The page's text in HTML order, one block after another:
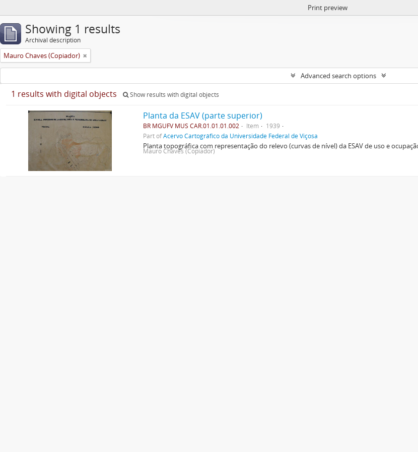
Print preview
Showing 1 results
Archival description
Mauro Chaves (Copiador)
Advanced search options
1 results with digital objects Show results with digital objects
Planta da ESAV (parte superior)
BR MGUFV MUS CAR.01.01.01.002 Item
1939
Part ofAcervo Cartográfico da Universidade Federal de Viçosa
Planta topográfica com representação do relevo (curvas de nível) da ESAV de uso e
Mauro Chaves (Copiador)